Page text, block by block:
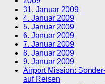
31. Januar 2009
4. Januar 2009
5. Januar 2009
6. Januar 2009
7. Januar 2009
8. Januar 2009
9. Januar 2009
Airport Mission:
auf Reisen